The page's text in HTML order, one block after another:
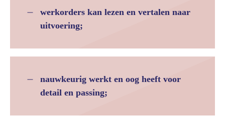
werkorders kan lezen en vertalen naar
uitvoering;
nauwkeurig werkt en oog heeft voor
detail en passing;